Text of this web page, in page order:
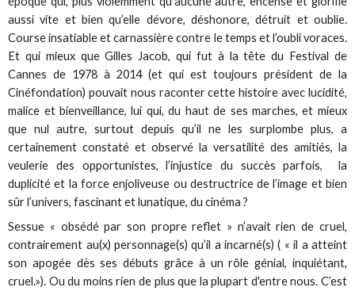
aussi vite et bien qu’elle dévore, déshonore, détruit et oublie.
Course insatiable et carnassière contre le temps et l’oubli voraces.
Et qui mieux que Gilles Jacob, qui fut à la tête du Festival de
Cannes de 1978 à 2014 (et qui est toujours président de la
Cinéfondation) pouvait nous raconter cette histoire avec lucidité,
malice et bienveillance, lui qui, du haut de ses marches, et mieux
que nul autre, surtout depuis qu’il ne les surplombe plus, a
certainement constaté et observé la versatilité des amitiés, la
veulerie des opportunistes, l’injustice du succès parfois, la
duplicité et la force enjoliveuse ou destructrice de l’image et bien
sûr l’univers, fascinant et lunatique, du cinéma ?
Sessue « obsédé par son propre reflet » n’avait rien de cruel,
contrairement au(x) personnage(s) qu’il a incarné(s) ( « il a atteint
son apogée dès ses débuts grâce à un rôle génial, inquiétant,
cruel.»). Ou du moins rien de plus que la plupart d'entre nous. C’est